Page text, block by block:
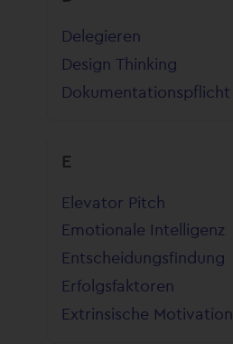
Delegieren
Design Thinking
Dokumentationspflicht
E
Elevator Pitch
Emotionale Intelligenz
Entscheidungsfindung
Erfolgsfaktoren
Extrinsische Motivation